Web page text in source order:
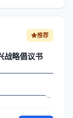
推荐
战略倡议书